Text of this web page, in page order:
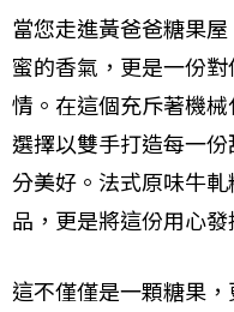
當您走進黃爸爸糖果
蜜的香氣，更是一份
情。在這個充斥著機
選擇以雙手打造每一
分美好。法式原味牛
品，更是將這份用心發
這不僅僅是一顆糖果